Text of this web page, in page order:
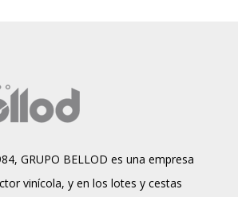
GRUPO BELLOD es una empresa
vinícola, y en los lotes y cestas